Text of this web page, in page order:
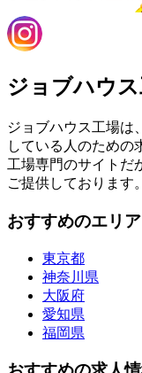
ジョブハウ
ジョブハウス工場は
している人のための
工場専門のサイトだ
ご提供しております。
おすすめのエリア
東京都
神奈川県
大阪府
愛知県
福岡県